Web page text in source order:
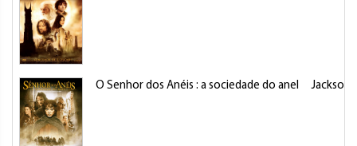
O Senhor dos Anéis : a sociedade do anel Jackson,